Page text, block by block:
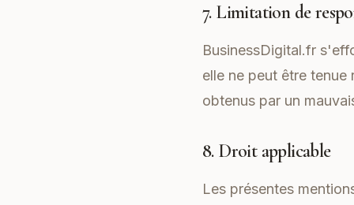
7. Limitation de
BusinessDigital.fr
elle ne peut être
obtenus par un
8. Droit applicable
Les présentes